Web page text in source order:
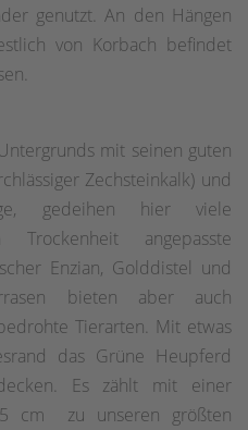
genutzt. An den Hängen
von Korbach befindet
mit seinen guten
Zechsteinkalk) und
gedeihen hier viele
angepasste
Enzian, Golddistel und
bieten aber auch
Tierarten. Mit etwas
das Grüne Heupferd
Es zählt mit einer
cm zu unseren größten